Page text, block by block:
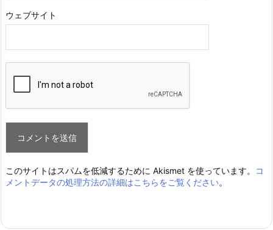
ウェブサイト
このサイトはスパムを低減するために Akismet を使っています。
コ
メントデータの処理方法の詳細はこちらをご覧ください。